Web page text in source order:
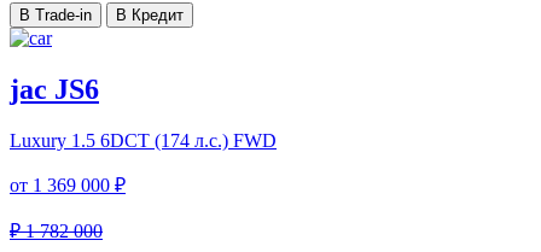
В Trade-in В Кредит
jac JS6
Luxury 1.5 6DCT (174 л.с.) FWD
от 1 369 000 ₽
₽ 1 782 000